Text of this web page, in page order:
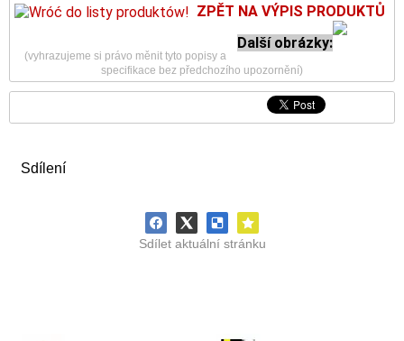
Sdílení
Sdílet aktuální stránku
ZPĚT NA VÝPIS PRODUKTŮ
Další obrázky:
(vyhrazujeme si právo měnit tyto popisy a
specifikace bez předchozího upozornění)